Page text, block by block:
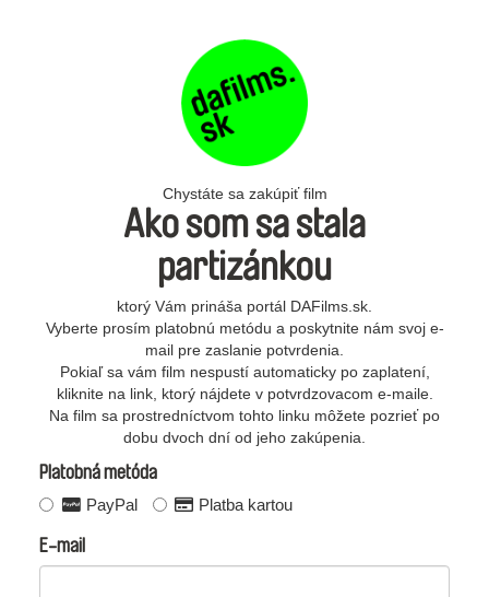
Chystáte sa zakúpiť film
Ako som sa stala
partizánkou
ktorý Vám prináša portál DAFilms.sk.
Vyberte prosím platobnú metódu a poskytnite nám svoj e-
mail pre zaslanie potvrdenia.
Pokiaľ sa vám film nespustí automaticky po zaplatení,
kliknite na link, ktorý nájdete v potvrdzovacom e-maile.
Na film sa prostredníctvom tohto linku môžete pozrieť po
dobu dvoch dní od jeho zakúpenia.
Platobná metóda
PayPal Platba kartou
E-mail